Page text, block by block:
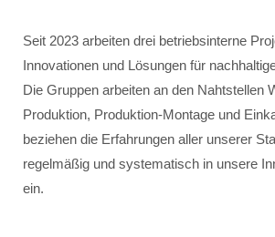
Seit 2023 arbeiten drei betriebsinterne
Innovationen und Lösungen für
Die Gruppen arbeiten an den Nahtstellen
Produktion, Produktion-Montage und
beziehen die Erfahrungen aller unserer
regelmäßig und systematisch in unsere
ein.